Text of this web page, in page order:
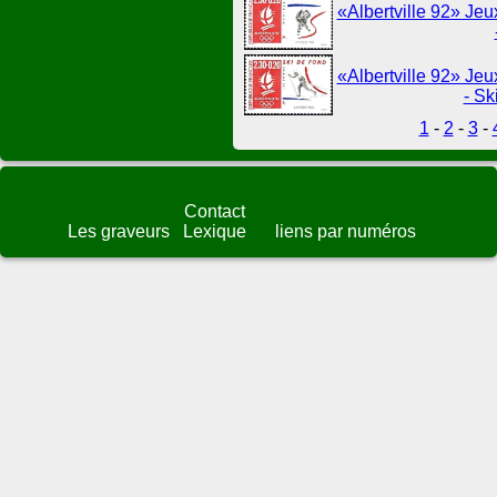
«Albertville 92»
«Albertville 92»
-
1- 2 - 3-
Les graveurs
Contact
Lexique
liens par numéros